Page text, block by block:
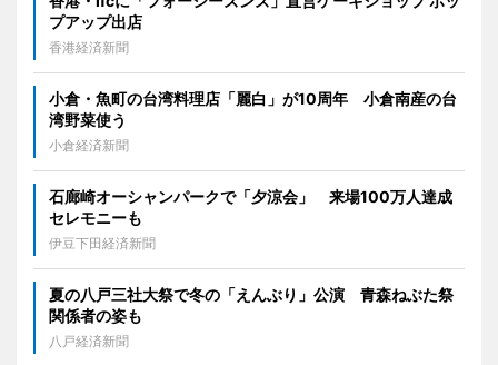
プアップ出店
香港経済新聞
小倉・魚町の台湾料理店「麗白」が10周年 小倉南産の台
湾野菜使う
小倉経済新聞
石廊崎オーシャンパークで「夕涼会」 来場100万人達成
セレモニーも
伊豆下田経済新聞
夏の八戸三社大祭で冬の「えんぶり」公演 青森ねぶた祭
関係者の姿も
八戸経済新聞